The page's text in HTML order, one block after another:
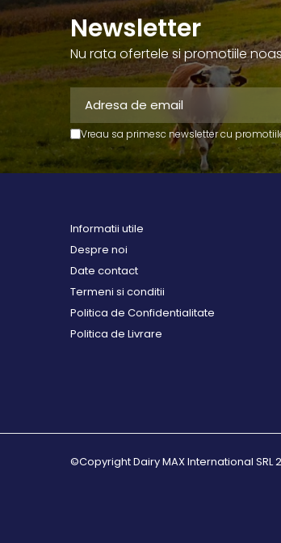
Contentionare animale
Echipamente
multifunctionale
Furajare
Fronturi de furajare
Silozuri cereale
Utilaje furajare
Identificare, marcare,
Curele si numere
Vopsele, sprayuri, markere
Roboti ferma
Automate alaptare
Roboti de muls
Pardoseli beton
Perii de scarpinat
Newsletter
Nu rata ofertele si promotiile
Vreau sa primesc newsletter cu
Informatii utile
Despre noi
Date contact
Termeni si conditii
Politica de Confidentialitate
Politica de Livrare
©Copyright Dairy MAX International SRL